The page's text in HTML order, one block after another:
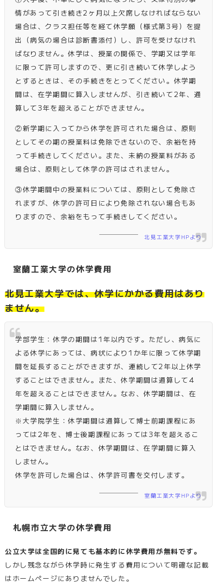
情があって引き続き2ヶ月以上欠席しなければならない
場合は、クラス担任等を経て休学願（様式第3号）を提
出（病気の場合は診断書添付）し、許可を受けなけれ
ばなりません。休学は、授業の関係で、学期又は学年
に限って許可しますので、更に引き続いて休学しよう
とするときは、その手続きをとってください。休学期
間は、在学期間に算入しませんが、引き続いて2年、通
算して3年を超えることができません。
②新学期に入ってから休学を許可された場合は、原則
としてその期の授業料は免除できないので、余裕を持
って手続きしてください。また、未納の授業料がある
場合は、原則として休学の許可はされません。
③休学期間中の授業料については、原則として免除さ
れますが、休学の許可日により免除されない場合もあ
りますので、余裕をもって手続きしてください。
北見工業大学HPより
室蘭工業大学の休学費用
北見工業大学では、休学にかかる費用はあり
ません。
学部学生：休学の期間は1年以内です。ただし、病気に
よる休学にあっては、病状により1か年に限って休学期
間を延長することができますが、連続して2年以上休学
することはできません。また、休学期間は通算して4
年を超えることはできません。なお、休学期間は、在
学期間に算入しません。
※大学院学生：休学期間は通算して博士前期課程にあ
っては2年を、博士後期課程にあっては3年を超えるこ
とはできません。なお、休学期間は、在学期間に算入
しません。
休学を許可した場合は、休学許可書を交付します。
室蘭工業大学HPより
札幌市立大学の休学費用
公立大学は全国的に見ても基本的に休学費用が無料です。
しかし残念ながら休学時に発生する費用について明確な記載
はホームページにありませんでした。